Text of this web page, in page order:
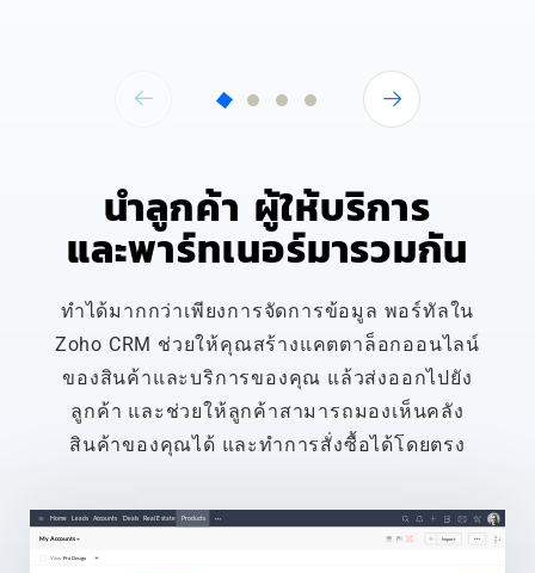
นำลูกค้า ผู้ให้บริการ
และพาร์ทเนอร์มารวมกัน
ทำได้มากกว่าเพียงการจัดการข้อมูล พอร์ทัลใน
Zoho CRM ช่วยให้คุณสร้างแคตตาล็อกออนไลน์
ของสินค้าและบริการของคุณ แล้วส่งออกไปยัง
ลูกค้า และช่วยให้ลูกค้าสามารถมองเห็นคลัง
สินค้าของคุณได้ และทำการสั่งซื้อได้โดยตรง